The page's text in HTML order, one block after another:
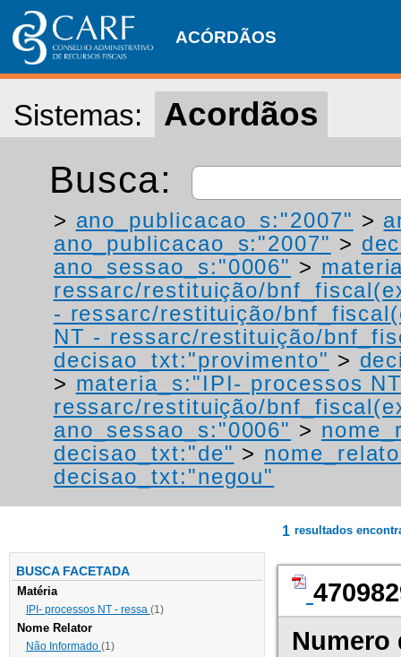
ACÓRDÃOS
Sistemas: Acordãos
Busca:
> ano_publicacao_s:"2007" >
ano_publicacao_s:"2007" >
ano_sessao_s:"0006" >
ressarc/restituição/
- ressarc/restituição/
NT - ressarc/restituição/
decisao_txt:"provimento" >
> materia_s:"IPI- processos
ressarc/restituição/
ano_sessao_s:"0006" >
decisao_txt:"de" >
decisao_txt:"negou"
BUSCA FACETADA
Matéria
IPI- processos NT - ressa (1)
Nome Relator
Não Informado (1)
1 resultados
Numero